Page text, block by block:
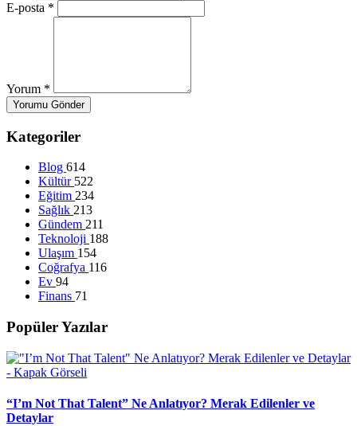
E-posta *
Yorum *
Yorumu Gönder
Kategoriler
Blog 614
Kültür 522
Eğitim 234
Sağlık 213
Gündem 211
Teknoloji 188
Ulaşım 154
Coğrafya 116
Ev 94
Finans 71
Popüler Yazılar
“I’m Not That Talent” Ne Anlatıyor? Merak Edilenler ve
Detaylar